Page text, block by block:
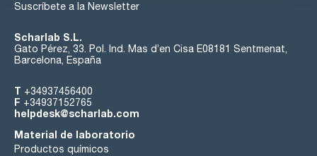
Suscríbete a la Newsletter
Scharlab S.L.
Gato Pérez, 33. Pol. Ind. Mas d’en Cisa E08181 Sentmenat,
Barcelona, España
T +34937456400
F +34937152765
helpdesk@scharlab.com
Material de laboratorio
Productos químicos